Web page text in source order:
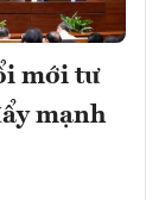
mới tư
mạnh